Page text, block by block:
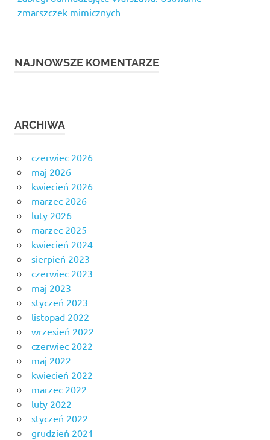
zmarszczek mimicznych
NAJNOWSZE KOMENTARZE
ARCHIWA
czerwiec 2026
maj 2026
kwiecień 2026
marzec 2026
luty 2026
marzec 2025
kwiecień 2024
sierpień 2023
czerwiec 2023
maj 2023
styczeń 2023
listopad 2022
wrzesień 2022
czerwiec 2022
maj 2022
kwiecień 2022
marzec 2022
luty 2022
styczeń 2022
grudzień 2021